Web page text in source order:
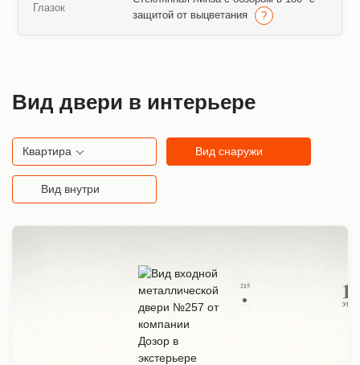
Глазок
защитой от выцветания
Вид двери в интерьере
Квартира Вид снаружи
Вид внутри